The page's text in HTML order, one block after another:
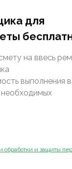
для
на ввесь
выполнения
необходимых
обработки и защиты